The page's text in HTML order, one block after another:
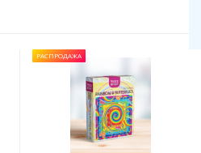
РАСПРОДАЖА